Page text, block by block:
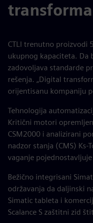
CTLI trenutno proizvodi
ukupnog kapaciteta. Da
zadovoljava standarde
rešenja. „Digital
orijentisanu kompaniju
Tehnologija
Kritični motori
CSM2000 i analizirani
nadzor stanja (CMS) Ks-
vaganje
Bežično integrisani
održavanja da daljinski
Simatic tableta i
Scalance S zaštitni zid